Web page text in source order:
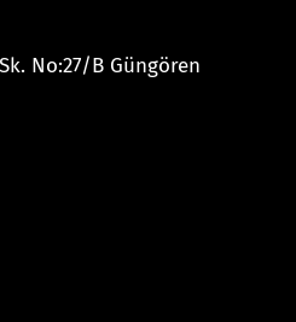
No:27/B Güngören